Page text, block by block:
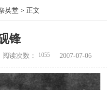
英堂> 正文
锋
阅读次数： 1055 2007-07-06